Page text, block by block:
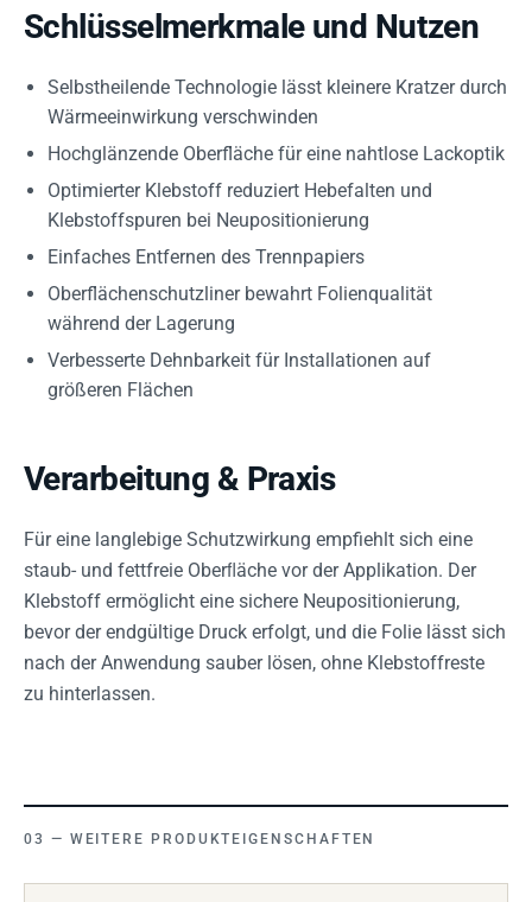
Schlüsselmerkmale und Nutzen
Selbstheilende Technologie lässt kleinere Kratzer durch
Wärmeeinwirkung verschwinden
Hochglänzende Oberfläche für eine nahtlose Lackoptik
Optimierter Klebstoff reduziert Hebefalten und
Klebstoffspuren bei Neupositionierung
Einfaches Entfernen des Trennpapiers
Oberflächenschutzliner bewahrt Folienqualität
während der Lagerung
Verbesserte Dehnbarkeit für Installationen auf
größeren Flächen
Verarbeitung & Praxis
Für eine langlebige Schutzwirkung empfiehlt sich eine
staub- und fettfreie Oberﬂäche vor der Applikation. Der
Klebstoff ermöglicht eine sichere Neupositionierung,
bevor der endgültige Druck erfolgt, und die Folie lässt sich
nach der Anwendung sauber lösen, ohne Klebstoffreste
zu hinterlassen.
WEITERE PRODUKTEIGENSCHAFTEN